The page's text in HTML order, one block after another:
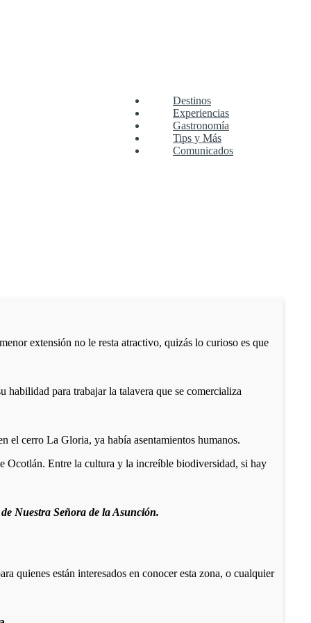
Destinos
Experiencias
Gastronomía
Tips y Más
Comunicados
extensión no le resta atractivo, quizás lo curioso es que
habilidad para trabajar la talavera que se comercializa
el cerro La Gloria, ya había asentamientos humanos.
Ocotlán. Entre la cultura y la increíble biodiversidad, si hay
Nuestra Señora de la Asunción.
quienes están interesados en conocer esta zona, o cualquier